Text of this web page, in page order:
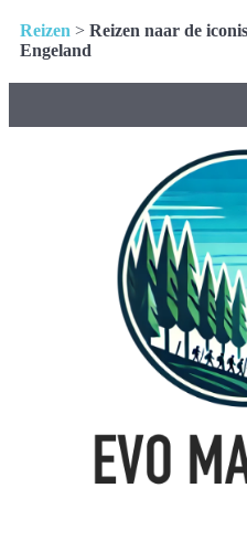
Reizen > Reizen naar de
Engeland